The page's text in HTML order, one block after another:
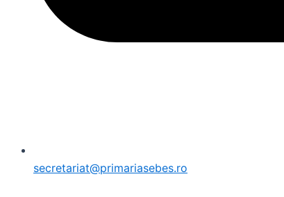
secretariat@primariasebes.ro